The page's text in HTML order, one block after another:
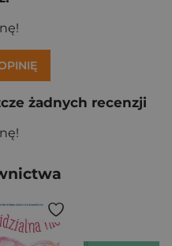
żadnych recenzji